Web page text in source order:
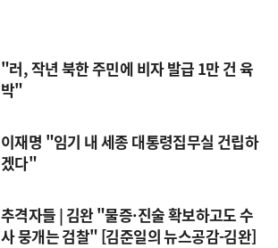
"러, 작년 북한 주민에 비자 발급 1만 건 육
박"
이재명 "임기 내 세종 대통령집무실 건립하
겠다"
추격자들 | 김완 "물증·진술 확보하고도 수
사 뭉개는 검찰" [김준일의 뉴스공감-김완]